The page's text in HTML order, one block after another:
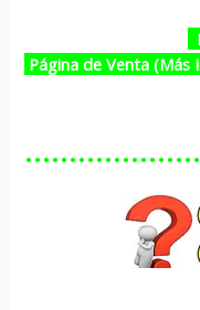
Página de Venta (Más